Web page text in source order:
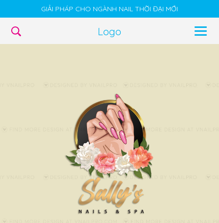
GIẢI PHÁP CHO NGÀNH NAIL THỜI ĐẠI MỚI
Logo